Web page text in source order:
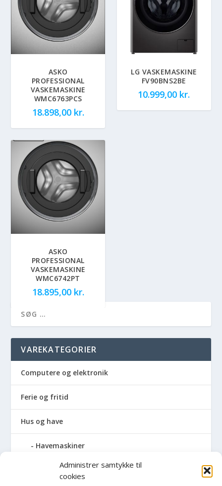
Administrer samtykke til
cookies
ASKO
PROFESSIONAL
VASKEMASKINE
WMC6763PCS
18.898,00 kr.
LG VASKEMASKINE
FV90BNS2BE
10.999,00 kr.
ASKO
PROFESSIONAL
VASKEMASKINE
WMC6742PT
18.895,00 kr.
VAREKATEGORIER
Computere og elektronik
Ferie og fritid
Hus og have
Havemaskiner
Hvidevarer